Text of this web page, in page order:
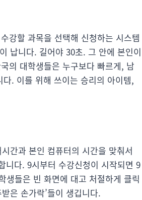
강할 과목을 선택해 신청하는 시스템
납니다. 길어야 30초. 그 안에 본인이
의 대학생들은 누구보다 빠르게, 남
. 이를 위해 쓰이는 승리의 아이템,
간과 본인 컴퓨터의 시간을 맞춰서
니다. 9시부터 수강신청이 시작되면 9
생들은 빈 화면에 대고 처절하게 클릭
은 손가락’들이 생깁니다.